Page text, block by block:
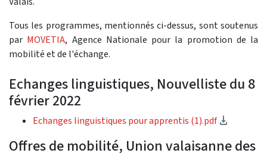
Tous les programmes, mentionnés ci-dessus, sont soutenus
par MOVETIA, Agence Nationale pour la promotion de la
mobilité et de l'échange.
Echanges linguistiques, Nouvelliste du 8
février 2022
Echanges linguistiques pour apprentis (1).pdf
Offres de mobilité, Union valaisanne des